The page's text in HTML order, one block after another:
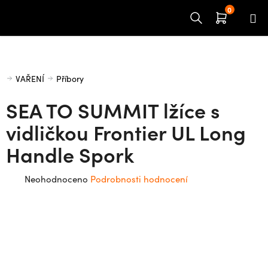
Domů
VAŘENÍ Příbory
SEA TO SUMMIT lžíce s
vidličkou Frontier UL Long
Handle Spork
Průměrné
Neohodnoceno Podrobnosti hodnocení